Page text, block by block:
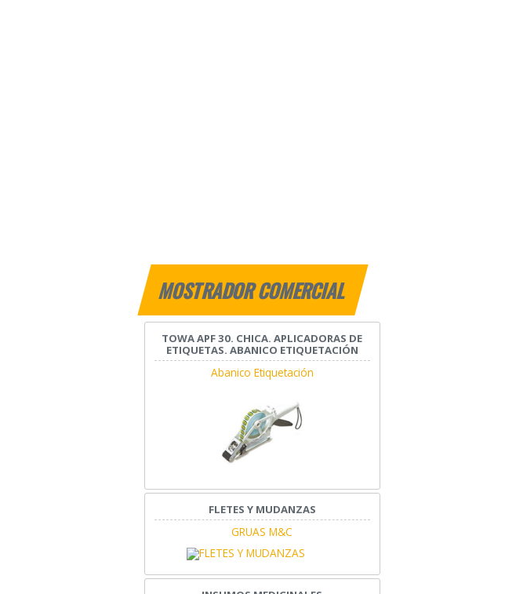
MOSTRADOR COMERCIAL
TOWA APF 30. CHICA. APLICADORAS DE
ETIQUETAS. ABANICO ETIQUETACIÓN
Abanico Etiquetación
FLETES Y MUDANZAS
GRUAS M&C